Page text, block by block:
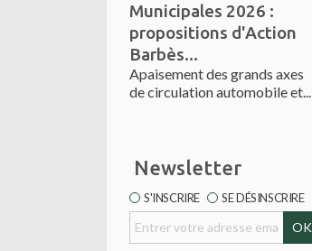
Municipales 2026 :
propositions d'Action
Barbès...
Apaisement des grands axes
de circulation automobile et...
Newsletter
S'INSCRIRE SE DÉSINSCRIRE